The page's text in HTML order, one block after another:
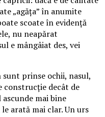
„agăța” în anumite
scoate în evidență
nu neapărat
e mângâiat des, vei
prinse ochii, nasul,
construcție decât de
mai bine
arată mai clar. Un urs